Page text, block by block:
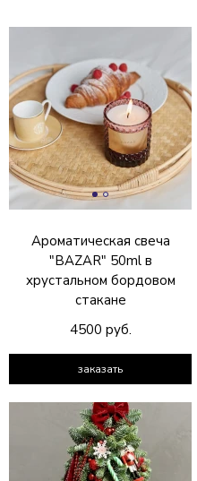
Ароматическая свеча
"BAZAR" 50ml в
хрустальном бордовом
стакане
4500 руб.
заказать